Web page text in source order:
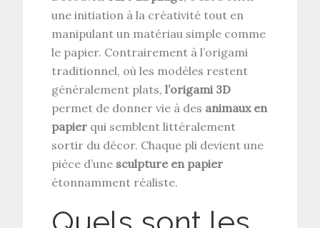
une initiation à la créativité tout en
manipulant un matériau simple comme
le papier. Contrairement à l’origami
traditionnel, où les modèles restent
généralement plats,l’origami 3D
permet de donner vie à des animaux en
papier qui semblent littéralement
sortir du décor. Chaque pli devient une
pièce d’une sculpture en papier
étonnamment réaliste.